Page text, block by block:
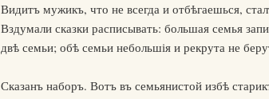
Видитъ мужикъ, что не всегда и отбѣгаешься,
Вздумали сказки расписывать: большая семья
двѣ семьи; обѣ семьи небольшія и рекрута не
Сказанъ наборъ. Вотъ въ семьянистой избѣ